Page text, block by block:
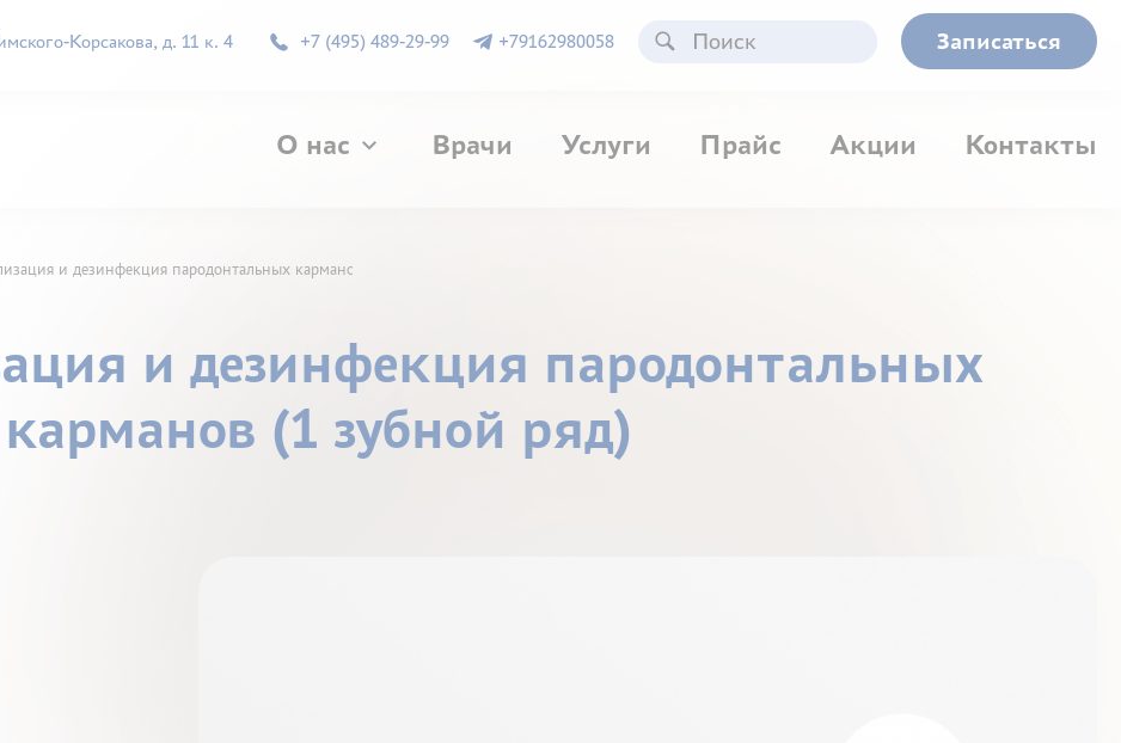
Корсакова, д. 11 к. 4 +7 (495) 489-29-99 +79162980058 Записаться
О нас Врачи Услуги Прайс Акции Контакты
и дезинфекция пародонтальных карманов (1 зубной ряд)
и дезинфекция пародонтальных
карманов (1 зубной ряд)